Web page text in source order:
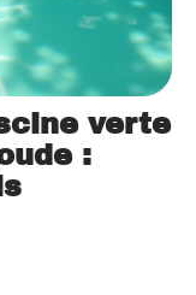
verte
: